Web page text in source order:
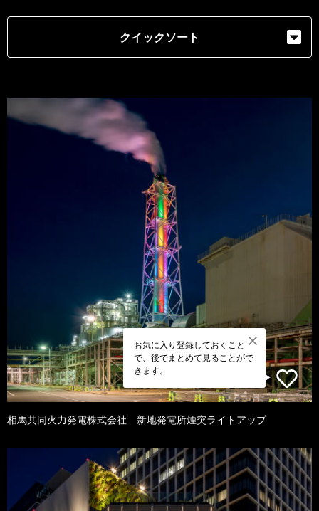
クイックソート
お気に入り登録しておくこと
で、後でまとめて見ることがで
きます。
相馬共同火力発電株式会社 新地発電所煙突ライトアップ